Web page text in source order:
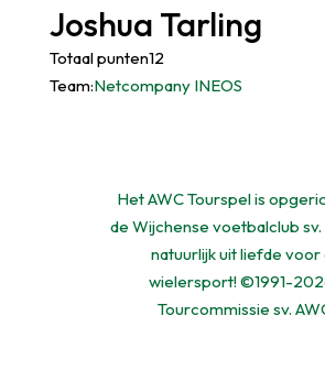
Joshua Tarling
Totaal punten12
Team:Netcompany INEOS
Het AWC Tourspel is
de Wijchense voetbalclub sv.
natuurlijk uit liefde voor
wielersport! ©1991-
Tourcommissie sv.